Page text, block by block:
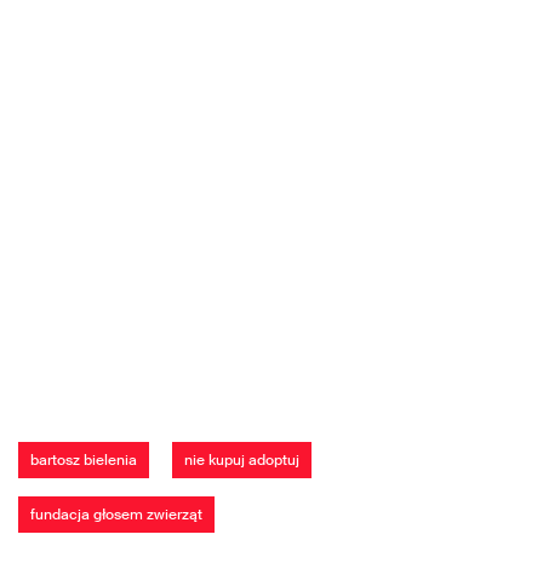
bartosz bielenia nie kupuj adoptuj
fundacja głosem zwierząt